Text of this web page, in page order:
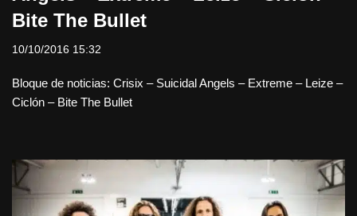
Bite The Bullet
10/10/2016 15:32
Bloque de noticias: Crisix – Suicidal Angels – Extreme – Leize –
Ciclón – Bite The Bullet